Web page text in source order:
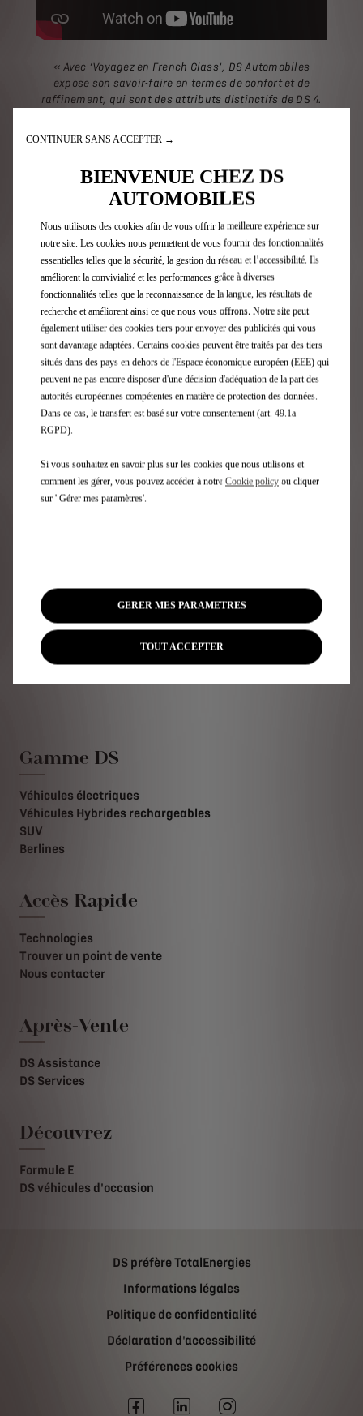
« Avec ‘Voyagez en French Class’, DS Automobiles
expose son savoir-faire en termes de confort et de
raffinement, qui sont des attributs distinctifs de DS 4.
occasion de s’élever pour découvrir de nouvelles
Olivier François, Directeur de DS Automobiles
Le voyage reste le thème de prédilection de DS 4. Tournée vers
le confort, « Voyagez en French class » est le second film
publicitaire dédié à la berline compacte de DS Automobiles,
après une campagne lancée en 2021 : « Quand la technologie
rêve de voyage ».
« Voyagez en French class » présente également la nouvelle
signature de la Marque. Après « Esprit d’Avant-Garde », présent
depuis 2014, « Voyager est un Art » accompagne désormais
l’emblème de DS Automobiles. Cette nouvelle signature
présente le voyage comme un art de vivre et une forme
d’expression artistique. Elle révèle le voyage sous sa forme la
plus créative, imaginative et curieuse, elle se veut aussi
Plébiscitée par la presse et auréolée de nombreuses
récompenses, dont le prix de la plus belle voiture de l’année au
Festival Automobile International 2022, DS 4 est la berline
Gamme DS
Véhicules électriques
Véhicules Hybrides rechargeables
SUV
Berlines
Accès Rapide
Technologies
Trouver un point de vente
Nous contacter
Après-Vente
DS Assistance
DS Services
Découvrez
Formule E
DS véhicules d'occasion
DS préfère TotalEnergies
Informations légales
Politique de confidentialité
Déclaration d'accessibilité
Préférences cookies
CONTINUER SANS ACCEPTER →
BIENVENUE CHEZ DS
AUTOMOBILES
Nous utilisons des cookies afin de vous offrir la meilleure expérience sur
notre site. Les cookies nous permettent de vous fournir des fonctionnalités
essentielles telles que la sécurité, la gestion du réseau et l’accessibilité. Ils
améliorent la convivialité et les performances grâce à diverses
fonctionnalités telles que la reconnaissance de la langue, les résultats de
recherche et améliorent ainsi ce que nous vous offrons. Notre site peut
également utiliser des cookies tiers pour envoyer des publicités qui vous
sont davantage adaptées. Certains cookies peuvent être traités par des tiers
situés dans des pays en dehors de l'Espace économique européen (EEE) qui
peuvent ne pas encore disposer d'une décision d'adéquation de la part des
autorités européennes compétentes en matière de protection des données.
Dans ce cas, le transfert est basé sur votre consentement (art. 49.1a
RGPD).
Si vous souhaitez en savoir plus sur les cookies que nous utilisons et
comment les gérer, vous pouvez accéder à notre Cookie policy ou cliquer
sur ' Gérer mes paramètres'.
GERER MES PARAMETRES
TOUT ACCEPTER